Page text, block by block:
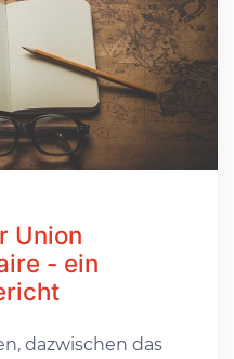
Union
- ein
dazwischen das